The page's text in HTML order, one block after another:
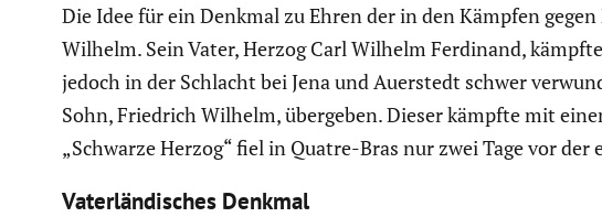
Die Idee für ein Denkmal zu Ehren der in den Kämpfen
Wilhelm. Sein Vater, Herzog Carl Wilhelm Ferdinand,
jedoch in der Schlacht bei Jena und Auerstedt schwer
Sohn, Friedrich Wilhelm, übergeben. Dieser kämpfte mit
„Schwarze Herzog“ fiel in Quatre-Bras nur zwei Tage vor
Vater­län­di­sches Denkmal